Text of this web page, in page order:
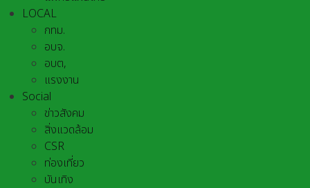
LOCAL
กทม.
อบจ.
อบต,
แรงงาน
Social
ข่าวสังคม
สิ่งแวดล้อม
CSR
ท่องเที่ยว
บันเทิง